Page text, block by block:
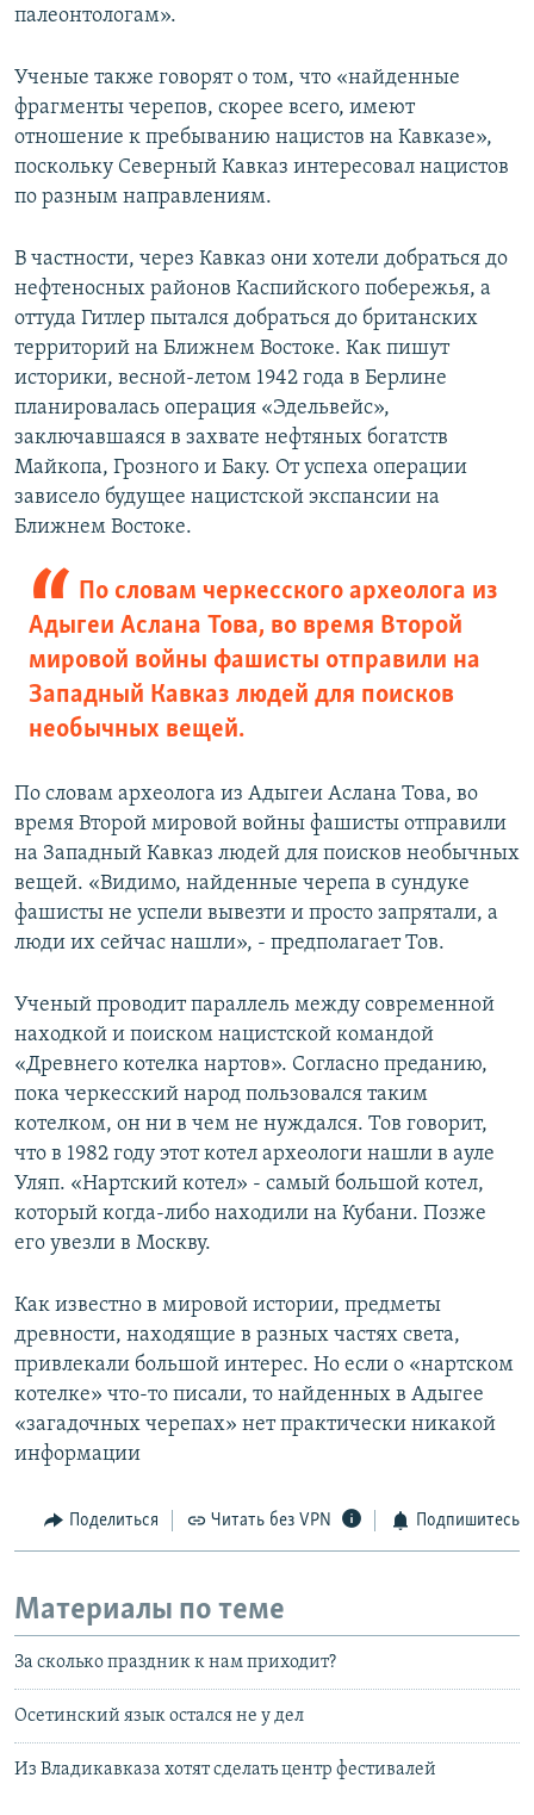
палеонтологам».
Ученые также говорят о том, что «найденные
фрагменты черепов, скорее всего, имеют
отношение к пребыванию нацистов на Кавказе»,
поскольку Северный Кавказ интересовал нацистов
по разным направлениям.
В частности, через Кавказ они хотели добраться до
нефтеносных районов Каспийского побережья, а
оттуда Гитлер пытался добраться до британских
территорий на Ближнем Востоке. Как пишут
историки, весной-летом 1942 года в Берлине
планировалась операция «Эдельвейс»,
заключавшаяся в захвате нефтяных богатств
Майкопа, Грозного и Баку. От успеха операции
зависело будущее нацистской экспансии на
Ближнем Востоке.
По словам черкесского археолога из
Адыгеи Аслана Това, во время Второй
мировой войны фашисты отправили на
Западный Кавказ людей для поисков
необычных вещей.
По словам археолога из Адыгеи Аслана Това, во
время Второй мировой войны фашисты отправили
на Западный Кавказ людей для поисков необычных
вещей. «Видимо, найденные черепа в сундуке
фашисты не успели вывезти и просто запрятали, а
люди их сейчас нашли», - предполагает Тов.
Ученый проводит параллель между современной
находкой и поиском нацистской командой
«Древнего котелка нартов». Согласно преданию,
пока черкесский народ пользовался таким
котелком, он ни в чем не нуждался. Тов говорит,
что в 1982 году этот котел археологи нашли в ауле
Уляп. «Нартский котел» - самый большой котел,
который когда-либо находили на Кубани. Позже
его увезли в Москву.
Как известно в мировой истории, предметы
древности, находящие в разных частях света,
привлекали большой интерес. Но если о «нартском
котелке» что-то писали, то найденных в Адыгее
«загадочных черепах» нет практически никакой
информации
Поделиться Читать без VPN Подпишитесь
Материалы по теме
За сколько праздник к нам приходит?
Осетинский язык остался не у дел
Из Владикавказа хотят сделать центр фестивалей